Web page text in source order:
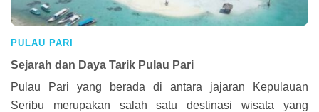
PULAU PARI
Sejarah dan Daya Tarik Pulau Pari
Pulau Pari yang berada di antara jajaran Kepulauan
Seribu merupakan salah satu destinasi wisata yang